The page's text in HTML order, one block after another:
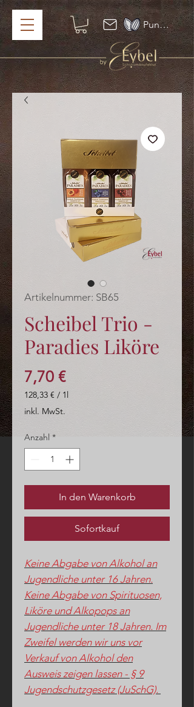
Punkte ansehen
Artikelnummer: SB65
Scheibel Trio -
Paradies Liköre
7,70 €Preis
128,33 € / 1l
128,33 €
Liter
inkl. MwSt.
Anzahl *
In den Warenkorb
Sofortkauf
Keine Abgabe von Alkohol an
Jugendliche unter 16 Jahren.
Keine Abgabe von Spirituosen,
Liköre und Alkopops an
Jugendliche unter 18 Jahren. Im
Zweifel werden wir uns vor
Verkauf von Alkohol den
Ausweis zeigen lassen - § 9
Jugendschutzgesetz (JuSchG).